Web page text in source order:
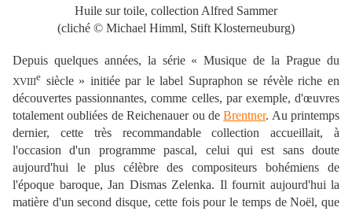
Huile sur toile, collection Alfred Sammer
(cliché © Michael Himml, Stift Klosterneuburg)
Depuis quelques années, la série « Musique de la Prague du
XVIIIe siècle » initiée par le label Supraphon se révèle riche en
découvertes passionnantes, comme celles, par exemple, d'œuvres
totalement oubliées de Reichenauer ou deBrentner. Au printemps
dernier, cette très recommandable collection accueillait, à
l'occasion d'un programme pascal, celui qui est sans doute
aujourd'hui le plus célèbre des compositeurs bohémiens de
l'époque baroque, Jan Dismas Zelenka. Il fournit aujourd'hui la
matière d'un second disque, cette fois pour le temps de Noël, que